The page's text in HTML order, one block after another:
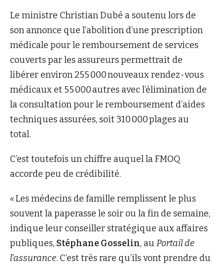
Le ministre Christian Dubé a soutenu lors de
son annonce que l’abolition d’une prescription
médicale pour le remboursement de services
couverts par les assureurs permettrait de
libérer environ 255 000 nouveaux rendez-vous
médicaux et 55 000 autres avec l’élimination de
la consultation pour le remboursement d’aides
techniques assurées, soit 310 000 plages au
total.
C’est toutefois un chiffre auquel la FMOQ
accorde peu de crédibilité.
« Les médecins de famille remplissent le plus
souvent la paperasse le soir ou la fin de semaine,
indique leur conseiller stratégique aux affaires
publiques, Stéphane Gosselin, au Portail de
l’assurance. C’est très rare qu’ils vont prendre du